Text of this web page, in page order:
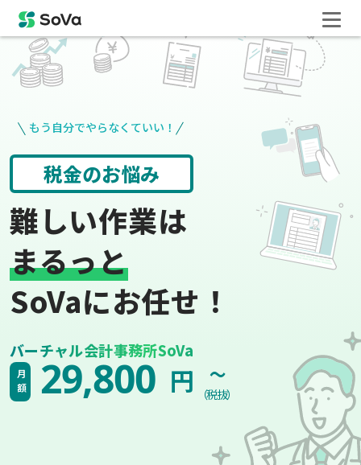
もう自分でやらなくていい！
請求書や領収書 役所手続き
難しい作業は
まるっと
SoVaにお任せ！
バーチャル会計事務所SoVa
月額 29,800 円 ~
（税抜）